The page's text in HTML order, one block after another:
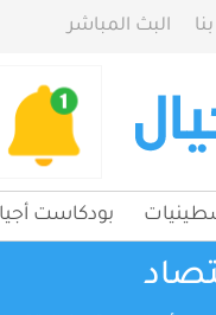
البث المباشر
بودكاست